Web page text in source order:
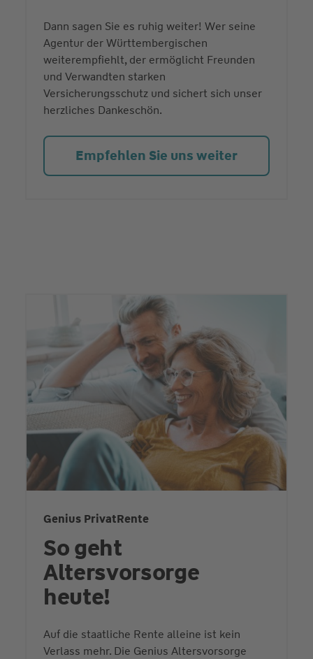
Dann sagen Sie es ruhig weiter! Wer seine
Agentur der Württembergischen
weiterempfiehlt, der ermöglicht Freunden
und Verwandten starken
Versicherungsschutz und sichert sich unser
herzliches Dankeschön.
Empfehlen Sie uns weiter
Genius PrivatRente
So geht
Altersvorsorge
heute!
Auf die staatliche Rente alleine ist kein
Verlass mehr. Die Genius Altersvorsorge